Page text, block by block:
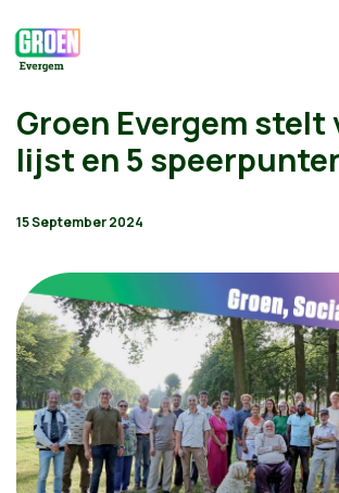
Groen Evergem stelt
lijst en 5
15 September 2024